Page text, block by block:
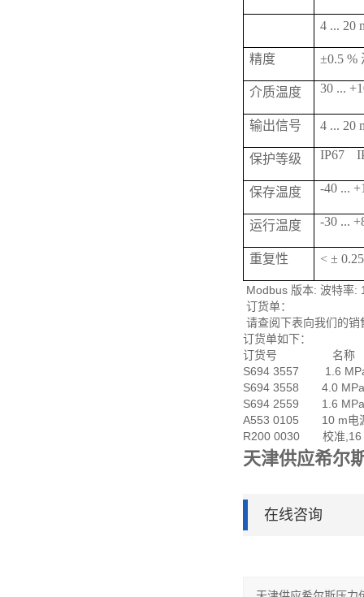
4 ... 20
精度 ±0.5 %
介质温度 30 ...
输出信号 4 ... 20
保护等级 IP67
保存温度 -40 ...
运行温度 -30 ...
重复性 < ±
Modbus 版本: 波特率:
订货单：
请查阅下表向我们的销
订货单如下：
订货号 名称
S694 3557 1.6 MPa,
S694 3558 4.0 MPa,
S694 2559 1.6
A553 0105 10 m电源
R200 0030 校准,16
天津供应希尔
在线咨询